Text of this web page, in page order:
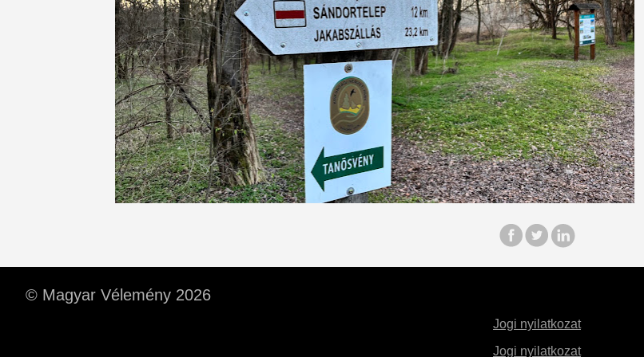
© Magyar Vélemény 2026
Jogi nyilatkozat
Jogi nyilatkozat